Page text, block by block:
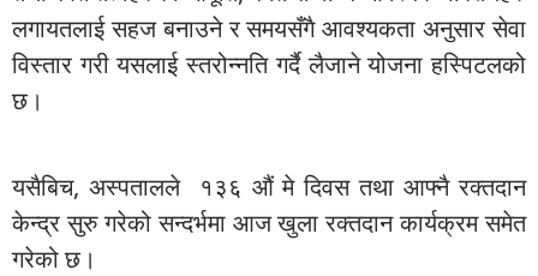
लगायतलाई सहज बनाउने र समयसँगै आवश्यकता अनुसार सेवा
विस्तार गरी यसलाई स्तरोन्नति गर्दै लैजाने योजना हस्पिटलको
छ।
यसैबिच, अस्पतालले १३६ औं मे दिवस तथा आफ्नै रक्तदान
केन्द्र सुरु गरेको सन्दर्भमा आज खुला रक्तदान कार्यक्रम समेत
गरेको छ।